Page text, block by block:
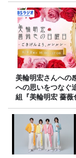
美輪明宏さんへの
への思いをつなぐ
組『美輪明宏 薔薇
～ごきげんよう、
～』8/9（日）16